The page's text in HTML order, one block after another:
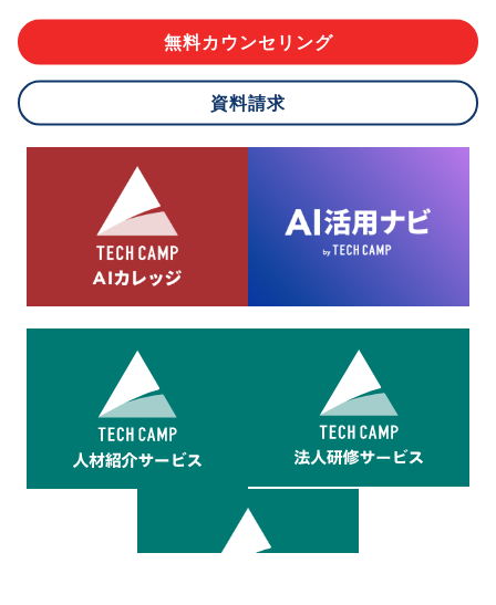
ご本人様が当社に個人情報を提供されるかどうかは任意による
応ができない場合があります。
8.cookieにより取得・分析した情報とその利用について
当社は第三者が運営するデータ・マネジメント・プラットフォ
ームからcookieにより収集されたウェブの閲覧機歴及びその分
析結果を取得し、これをお客様の個人データと結びつけた上
で、広告配信等の目的で利用いたします。
無料カウンセリング
資料請求